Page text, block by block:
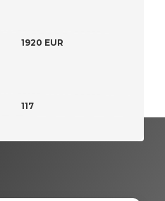
1920 EUR
117